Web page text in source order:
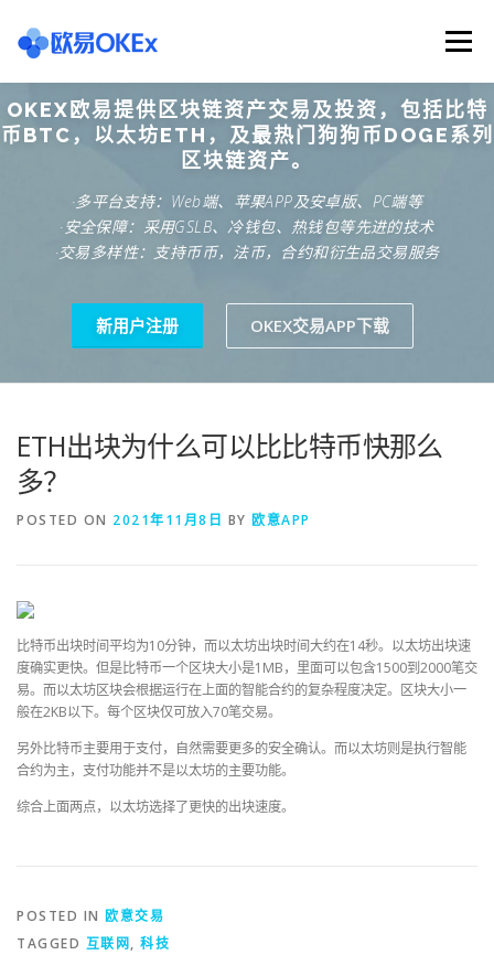
content
Menu
欧意交易所 关于欧意OKX 欧意APP下载
欧意注册网址 欧意交易下载 欧意团队
OKEX欧易提供区块链资产交易及投资，包括比特
币BTC，以太坊ETH，及最热门狗狗币DOGE系列
区块链资产。
·多平台支持：Web端、苹果APP及安卓版、PC端等
·安全保障：采用GSLB、冷钱包、热钱包等先进的技术
·交易多样性：支持币币，法币，合约和衍生品交易服务
新用户注册 OKEX交易APP下载
ETH出块为什么可以比比特币快那么
多？
POSTED ON 2021年11月8日 BY 欧意APP
比特币出块时间平均为10分钟，而以太坊出块时间大约在14秒。以太坊出块速
度确实更快。但是比特币一个区块大小是1MB，里面可以包含1500到2000笔交
易。而以太坊区块会根据运行在上面的智能合约的复杂程度决定。区块大小一
般在2KB以下。每个区块仅可放入70笔交易。
另外比特币主要用于支付，自然需要更多的安全确认。而以太坊则是执行智能
合约为主，支付功能并不是以太坊的主要功能。
综合上面两点，以太坊选择了更快的出块速度。
POSTED IN 欧意交易
TAGGED 互联网, 科技